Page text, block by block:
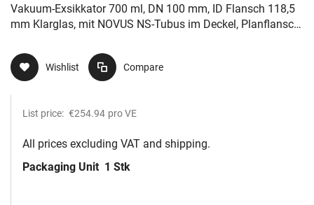
Deckel, Planflansch und Hahn
Vakuum-Exsikkator 700 ml, DN 100 mm, ID Flansch 118,5
mm Klarglas, mit NOVUS NS-Tubus im Deckel, Planflansch
Wishlist Compare
List price: €254.94 pro VE
All prices excluding VAT and shipping.
Packaging Unit 1 Stk